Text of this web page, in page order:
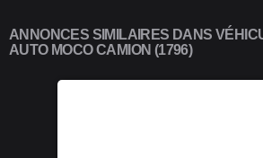
ANNONCES SIMILAIRES DANS
AUTO MOCO CAMION (1796)